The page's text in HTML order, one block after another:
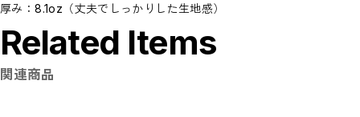
厚み：8.1oz（丈夫でしっかりした生地感）
Related Items
関連商品